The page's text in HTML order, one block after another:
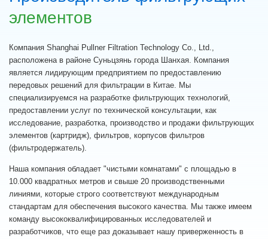
элементов
Компания Shanghai Pullner Filtration Technology Co., Ltd.,
расположена в районе Суньцзянь города Шанхая. Компания
является лидирующим предприятием по предоставлению
передовых решений для фильтрации в Китае. Мы
специализируемся на разработке фильтрующих технологий,
предоставлении услуг по технической консультации, как
исследование, разработка, производство и продажи фильтрующих
элементов (картридж), фильтров, корпусов фильтров
(фильтродержатель).
Наша компания обладает "чистыми комнатами" с площадью в
10.000 квадратных метров и свыше 20 производственными
линиями, которые строго соответствуют международным
стандартам для обеспечения высокого качества. Мы также имеем
команду высококвалифицированных исследователей и
разработчиков, что еще раз доказывает нашу приверженность в